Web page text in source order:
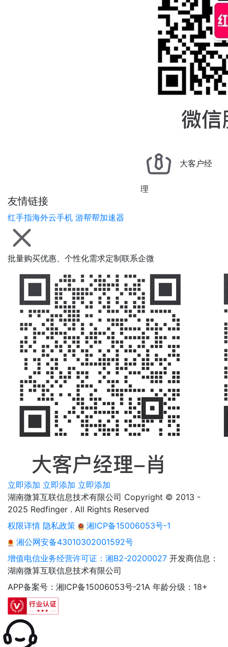
友情链接
红手指海外云手机 游帮帮加速器
大客户经
理
批量购买优惠、个性化需求定制联系企微
立即添加 立即添加 立即添加
湖南微算互联信息技术有限公司 Copyright © 2013 -
2025 Redfinger . All Rights Reserved
权限详情 隐私政策
湘ICP备15006053号-1
湘公网安备43010302001592号
增值电信业务经营许可证：湘B2-20200027 开发商信息：
湖南微算互联信息技术有限公司
APP备案号：湘ICP备15006053号-21A 年龄分级：18+